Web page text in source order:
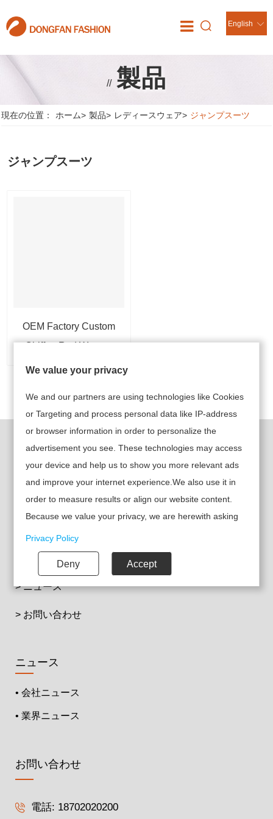
English
// 製品
現在の位置： ホーム> 製品> レディースウェア> ジャンプスーツ
ジャンプスーツ
OEM Factory Custom
Chiffon Red Women
Jumpsuit
クイックリンク
> 製品
> ニュース
> お問い合わせ
製品
• 子供用ウェア
• メンズウェア
ニュース
• 会社ニュース
• 業界ニュース
お問い合わせ
電話: 18702020200
We value your privacy
We and our partners are using technologies like Cookies
or Targeting and process personal data like IP-address
or browser information in order to personalize the
advertisement you see. These technologies may access
your device and help us to show you more relevant ads
and improve your internet experience.We also use it in
order to measure results or align our website content.
Because we value your privacy, we are herewith asking
your permission to use the following technologies.
Privacy Policy
Deny Accept